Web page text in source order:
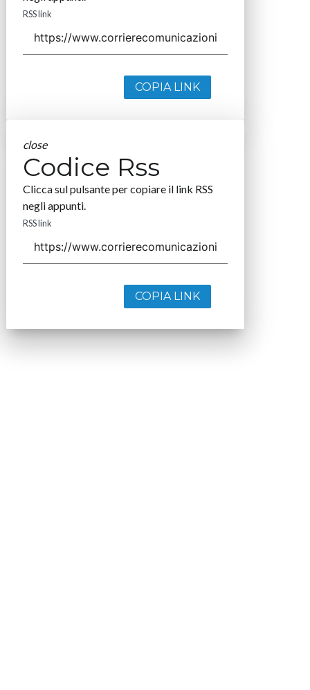
RSS link
COPIA LINK
close
Codice Rss
Clicca sul pulsante per copiare il link RSS
negli appunti.
RSS link
COPIA LINK